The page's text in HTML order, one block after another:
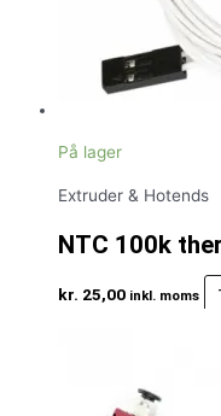
På lager
Extruder & Hotends
NTC 100k
kr. 25,00 inkl. moms